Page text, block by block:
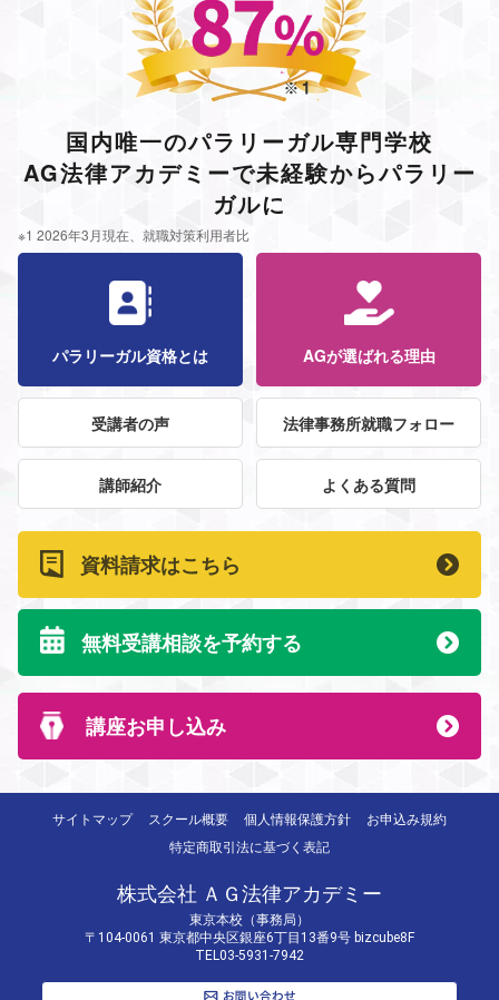
※1 2026年3月現在、就職対策利用者比
国内唯一のパラリーガル専門学校
AG法律アカデミーで未経験からパラリー
ガルに
パラリーガル資格とは AGが選ばれる理由
受講者の声 法律事務所就職フォロー
講師紹介 よくある質問
資料請求はこちら
無料受講相談を予約する
講座お申し込み
サイトマップ スクール概要 個人情報保護方針
お申込み規約
特定商取引法に基づく表記
株式会社 ＡＧ法律アカデミー
東京本校（事務局）
〒104-0061 東京都中央区銀座6丁目13番9号 bizcube8F
TEL03-5931-7942